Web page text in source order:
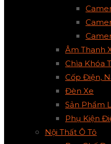
Âm Thanh
Chìa Khóa
Cốp Điện,
Đèn Xe
Sản Phẩm
Phụ Kiện
Nội Thất Ô Tô